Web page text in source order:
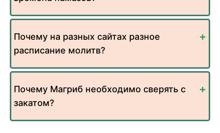
Почему на разных сайтах разное
расписание молитв?
Почему Магриб необходимо сверять с
закатом?